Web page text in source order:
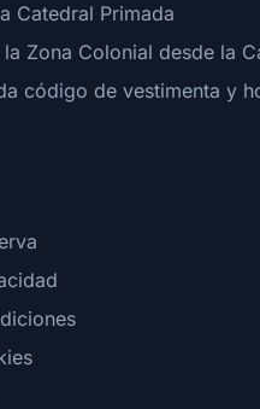
Catedral Primada
Zona Colonial desde la
código de vestimenta y